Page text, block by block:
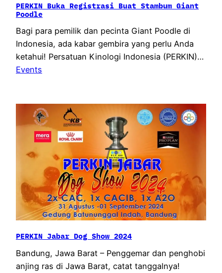
PERKIN Buka Registrasi Buat Stambum Giant
Poodle
Bagi para pemilik dan pecinta Giant Poodle di
Indonesia, ada kabar gembira yang perlu Anda
ketahui! Persatuan Kinologi Indonesia (PERKIN)…
Events
PERKIN Jabar Dog Show 2024
Bandung, Jawa Barat – Penggemar dan penghobi
anjing ras di Jawa Barat, catat tanggalnya!